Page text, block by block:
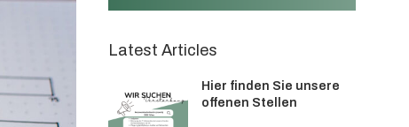
Latest Articles
Hier finden Sie unsere
offenen Stellen